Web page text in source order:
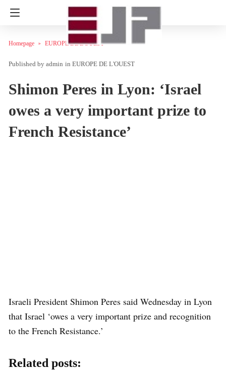
Homepage EUROPE DE L'OUEST
admin in EUROPE DE L'OUEST
Shimon Peres in Lyon: ‘Israel
owes a very important prize to
French Resistance’
Israeli President Shimon Peres said Wednesday in Lyon
that Israel ‘owes a very important prize and recognition
to the French Resistance.’
Related posts: